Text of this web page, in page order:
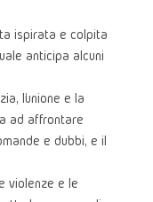
ispirata e colpita
anticipa alcuni
l’unione e la
ad affrontare
e dubbi, e il
violenze e le